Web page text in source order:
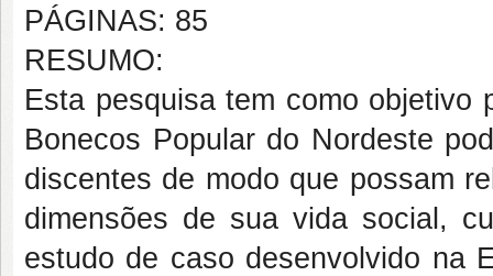
PÁGINAS: 85
RESUMO:
Esta pesquisa tem como objetivo
Bonecos Popular do Nordeste
discentes de modo que possam
dimensões de sua vida social,
estudo de caso desenvolvido na